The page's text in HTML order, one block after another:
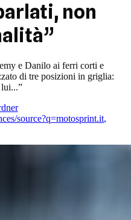
non
e Danilo ai ferri corti e
di tre posizioni in griglia:
source?q=motosprint.it,